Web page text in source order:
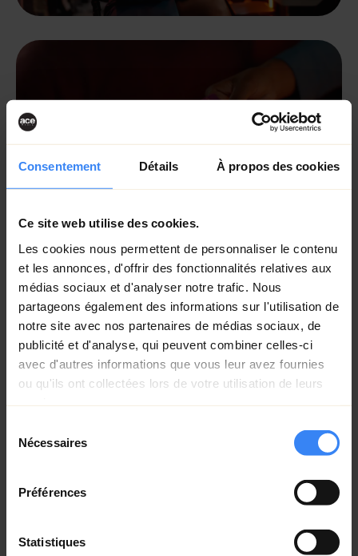
Consentement Détails À propos des cookies
Ce site web utilise des cookies.
Les cookies nous permettent de personnaliser le contenu
et les annonces, d'offrir des fonctionnalités relatives aux
médias sociaux et d'analyser notre trafic. Nous
partageons également des informations sur l'utilisation de
notre site avec nos partenaires de médias sociaux, de
publicité et d'analyse, qui peuvent combiner celles-ci
avec d'autres informations que vous leur avez fournies
ou qu'ils ont collectées lors de votre utilisation de leurs
Nécessaires
Préférences
Statistiques
Notre équipe a géré tous les aspects du
développement de la série : de la recherche
et du casting à la scénarisation et à la
sélection des restaurants, en privilégiant les
petites entreprises. Forts de notre expertise
en tournage à travers le Canada, nous avons
capturé des moments inoubliables dans des
Nous avons également conçu une identité
graphique inspirante pour la série,
travail a su mettre en lumière les valeurs de
nos clients tout en créant un contenu
de manière authentique et dynamique les